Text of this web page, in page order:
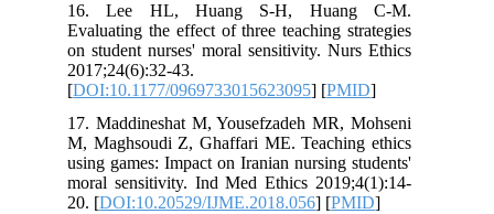
16. Lee HL, Huang S-H, Huang C-M.
Evaluating the effect of three teaching strategies
on student nurses' moral sensitivity. Nurs Ethics
2017;24(6):32-43.
[DOI:10.1177/0969733015623095] [PMID
17. Maddineshat M, Yousefzadeh MR, Mohseni
M, Maghsoudi Z, Ghaffari ME. Teaching ethics
using games: Impact on Iranian nursing students'
moral sensitivity. Ind Med Ethics 2019;4(1):14-
20. [DOI:10.20529/IJME.2018.056] [PMID